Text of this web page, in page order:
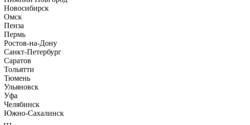
Новосибирск
Омск
Пенза
Пермь
Ростов-на-Дону
Санкт-Петербург
Саратов
Тольятти
Тюмень
Ульяновск
Уфа
Челябинск
Южно-Сахалинск